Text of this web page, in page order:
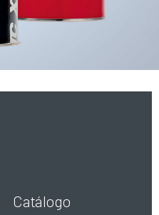
Catálogo